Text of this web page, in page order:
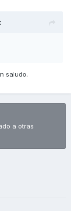
saludo.
a otras